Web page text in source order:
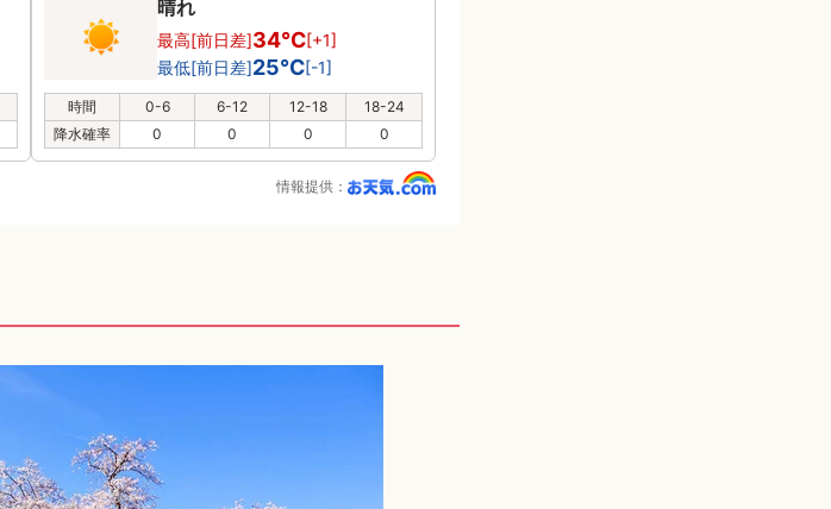
晴れ
最高[前日差]34℃[+1]
最低[前日差]25℃[-1]
時間 0-6 6-12 12-18
18-24
降水確率
0 0 0 0
情報提供：